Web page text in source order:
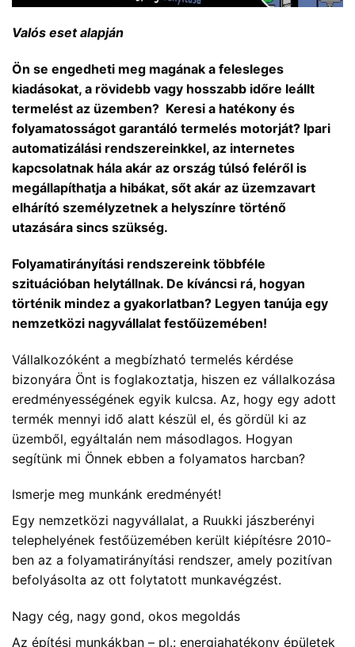
Valós eset alapján
Ön se engedheti meg magának a felesleges
kiadásokat, a rövidebb vagy hosszabb időre leállt
termelést az üzemben? Keresi a hatékony és
folyamatosságot garantáló termelés motorját? Ipari
automatizálási rendszereinkkel, az internetes
kapcsolatnak hála akár az ország túlsó feléről is
megállapíthatja a hibákat, sőt akár az üzemzavart
elhárító személyzetnek a helyszínre történő
utazására sincs szükség.
Folyamatirányítási rendszereink többféle
szituációban helytállnak. De kíváncsi rá, hogyan
történik mindez a gyakorlatban? Legyen tanúja egy
nemzetközi nagyvállalat festőüzemében!
Vállalkozóként a megbízható termelés kérdése
bizonyára Önt is foglakoztatja, hiszen ez vállalkozása
eredményességének egyik kulcsa. Az, hogy egy adott
termék mennyi idő alatt készül el, és gördül ki az
üzemből, egyáltalán nem másodlagos. Hogyan
segítünk mi Önnek ebben a folyamatos harcban?
Ismerje meg munkánk eredményét!
Egy nemzetközi nagyvállalat, a Ruukki jászberényi
telephelyének festőüzemében került kiépítésre 2010-
ben az a folyamatirányítási rendszer, amely pozitívan
befolyásolta az ott folytatott munkavégzést.
Nagy cég, nagy gond, okos megoldás
Az építési munkákban – pl.: energiahatékony épületek